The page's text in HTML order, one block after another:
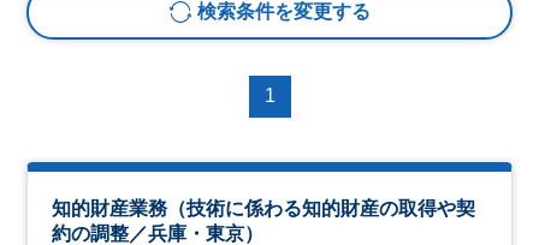
検索条件を変更する
1
知的財産業務（技術に係わる知的財産の取得や契
約の調整／兵庫・東京）